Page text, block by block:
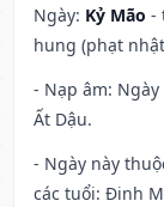
Ngày: Kỷ Mão -
hung (phạt
- Nạp âm:
Ất Dậu.
- Ngày này
các tuổi: Đinh